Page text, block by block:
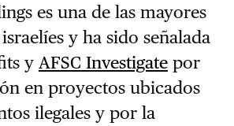
es una de las mayores
y ha sido señalada
y AFSC Investigatepor
en proyectos ubicados
ilegales y por la